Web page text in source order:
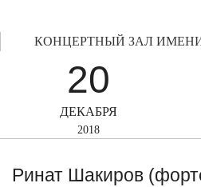
20
ДЕКАБРЯ
2018
КОНЦЕРТНЫЙ ЗАЛ
Ринат Шакиров